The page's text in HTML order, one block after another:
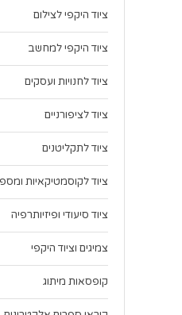
ציוד היקפי לצילום
ציוד היקפי למחשב
ציוד לחנויות ועסקים
ציוד לציפורניים
ציוד לתקליטנים
ציוד לקוסמטיקאיות
ציוד סיעודי ופיזיותרפיה
צמיגים וציוד היקפי
קופסאות מיתוג